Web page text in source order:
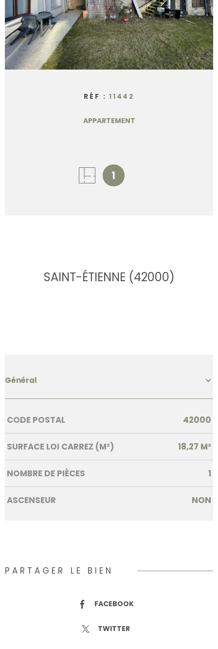
CONTACT
RÉF :11442
APPARTEMENT
1
SAINT-ÉTIENNE (42000)
Général
Caractérisque Valeurs
CODE POSTAL 42000
SURFACE LOI CARREZ (M²) 18,27 M²
NOMBRE DE PIÈCES 1
ASCENSEUR NON
PARTAGER LE BIEN
FACEBOOK
TWITTER